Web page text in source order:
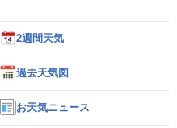
2週間天気
過去天気図
お天気ニュース